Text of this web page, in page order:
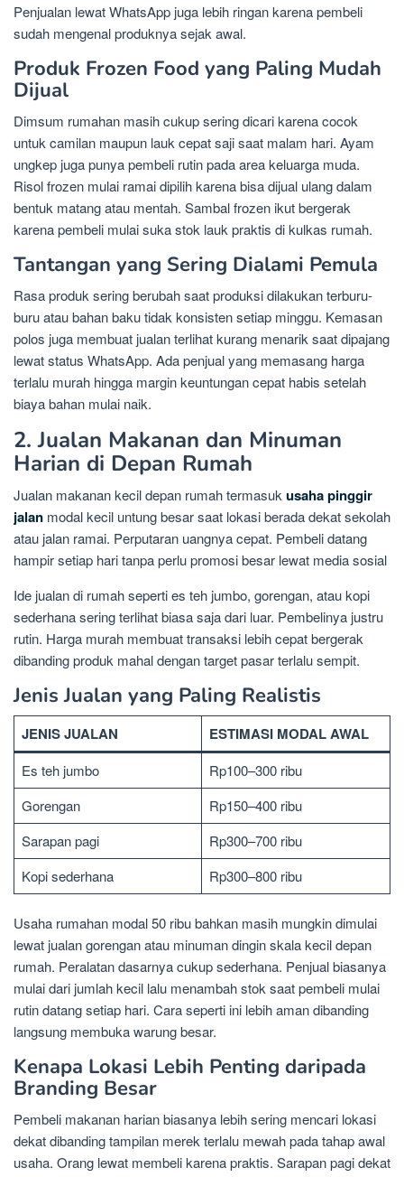
Penjualan lewat WhatsApp juga lebih ringan karena pembeli
sudah mengenal produknya sejak awal.
Produk Frozen Food yang Paling Mudah
Dijual
Dimsum rumahan masih cukup sering dicari karena cocok
untuk camilan maupun lauk cepat saji saat malam hari. Ayam
ungkep juga punya pembeli rutin pada area keluarga muda.
Risol frozen mulai ramai dipilih karena bisa dijual ulang dalam
bentuk matang atau mentah. Sambal frozen ikut bergerak
karena pembeli mulai suka stok lauk praktis di kulkas rumah.
Tantangan yang Sering Dialami Pemula
Rasa produk sering berubah saat produksi dilakukan terburu-
buru atau bahan baku tidak konsisten setiap minggu. Kemasan
polos juga membuat jualan terlihat kurang menarik saat dipajang
lewat status WhatsApp. Ada penjual yang memasang harga
terlalu murah hingga margin keuntungan cepat habis setelah
biaya bahan mulai naik.
2. Jualan Makanan dan Minuman
Harian di Depan Rumah
Jualan makanan kecil depan rumah termasuk usaha pinggir
jalan modal kecil untung besar saat lokasi berada dekat sekolah
atau jalan ramai. Perputaran uangnya cepat. Pembeli datang
hampir setiap hari tanpa perlu promosi besar lewat media sosial
Ide jualan di rumah seperti es teh jumbo, gorengan, atau kopi
sederhana sering terlihat biasa saja dari luar. Pembelinya justru
rutin. Harga murah membuat transaksi lebih cepat bergerak
dibanding produk mahal dengan target pasar terlalu sempit.
Jenis Jualan yang Paling Realistis
JENIS JUALAN ESTIMASI MODAL AWAL
Es teh jumbo
Rp100–300 ribu
Gorengan
Rp150–400 ribu
Sarapan pagi
Rp300–700 ribu
Kopi sederhana
Rp300–800 ribu
Usaha rumahan modal 50 ribu bahkan masih mungkin dimulai
lewat jualan gorengan atau minuman dingin skala kecil depan
rumah. Peralatan dasarnya cukup sederhana. Penjual biasanya
mulai dari jumlah kecil lalu menambah stok saat pembeli mulai
rutin datang setiap hari. Cara seperti ini lebih aman dibanding
langsung membuka warung besar.
Kenapa Lokasi Lebih Penting daripada
Branding Besar
Pembeli makanan harian biasanya lebih sering mencari lokasi
dekat dibanding tampilan merek terlalu mewah pada tahap awal
usaha. Orang lewat membeli karena praktis. Sarapan pagi dekat